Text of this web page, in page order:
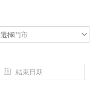
選擇門市